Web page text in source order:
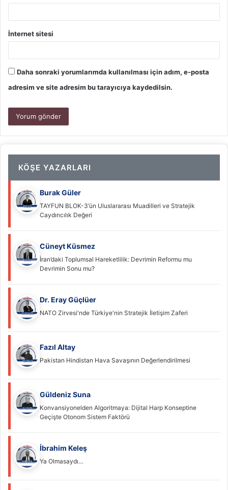
İnternet sitesi
Daha sonraki yorumlarımda kullanılması için adım, e-posta
adresim ve site adresim bu tarayıcıya kaydedilsin.
KÖŞE YAZARLARI
Burak Güler
TAYFUN BLOK-3’ün Uluslararası Muadilleri ve Stratejik
Caydırıcılık Değeri
Cüneyt Küsmez
İran’daki Toplumsal Hareketlilik: Devrimin Reformu mu
Devrimin Sonu mu?
Dr. Eray Güçlüer
NATO Zirvesi'nde Türkiye'nin Stratejik İletişim Zaferi
Fazıl Altay
Pakistan Hindistan Hava Savaşının Değerlendirilmesi
Güldeniz Suna
Konvansiyonelden Algoritmaya: Dijital Harp Konseptine
Geçişte Otonom Sistem Faktörü
İbrahim Keleş
Ya Olmasaydı…